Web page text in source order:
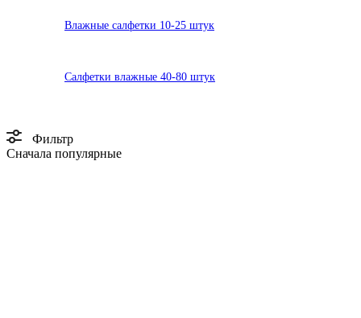
Влажные салфетки 10-25 штук
Салфетки влажные 40-80 штук
Фильтр
Сначала популярные